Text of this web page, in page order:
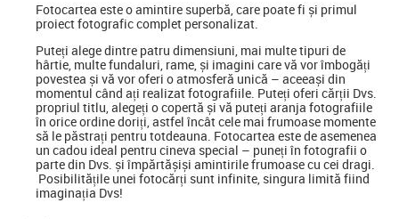
Fotocartea este o amintire superbă, care poate fi și primul
proiect fotografic complet personalizat.
Puteți alege dintre patru dimensiuni, mai multe tipuri de
hârtie, multe fundaluri, rame, și imagini care vă vor îmbogăți
povestea și vă vor oferi o atmosferă unică – aceeași din
momentul când ați realizat fotografiile. Puteți oferi cărții Dvs.
propriul titlu, alegeți o copertă și vă puteți aranja fotografiile
în orice ordine doriți, astfel încât cele mai frumoase momente
să le păstrați pentru totdeauna. Fotocartea este de asemenea
un cadou ideal pentru cineva special – puneți în fotografii o
parte din Dvs. și împărtășiși amintirile frumoase cu cei dragi.
Posibilitățile unei fotocărți sunt infinite, singura limită fiind
imaginația Dvs!